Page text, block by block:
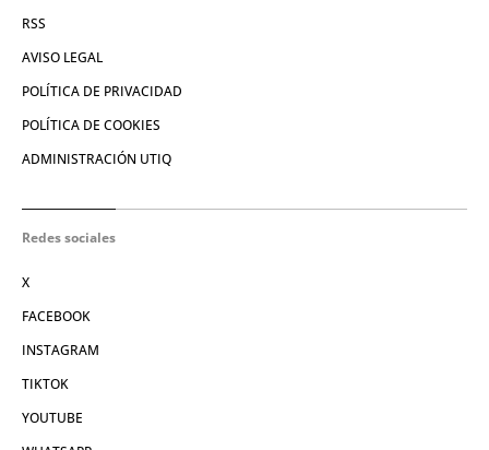
RSS
AVISO LEGAL
POLÍTICA DE PRIVACIDAD
POLÍTICA DE COOKIES
ADMINISTRACIÓN UTIQ
Redes sociales
X
FACEBOOK
INSTAGRAM
TIKTOK
YOUTUBE